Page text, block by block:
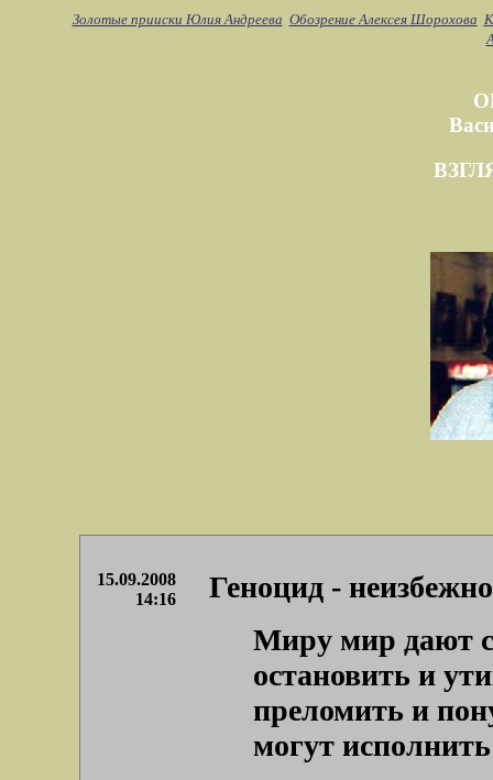
Золотые прииски Юлия Андреева Обозрение Алексея Шорохова
15.09.2008
14:16
Геноцид -
Миру мир дают
остановить и
преломить и
могут